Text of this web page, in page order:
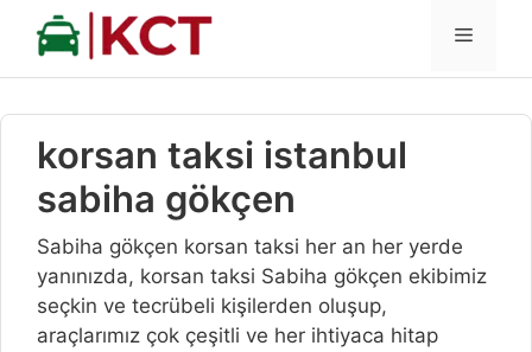
İçeriğe
MENÜ
korsan taksi istanbul
sabiha gökçen
Sabiha gökçen korsan taksi her an her yerde
yanınızda, korsan taksi Sabiha gökçen ekibimiz
seçkin ve tecrübeli kişilerden oluşup,
araçlarımız çok çeşitli ve her ihtiyaca hitap